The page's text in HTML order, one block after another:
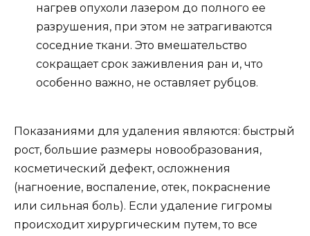
нагрев опухоли лазером до полного ее
разрушения, при этом не затрагиваются
соседние ткани. Это вмешательство
сокращает срок заживления ран и, что
особенно важно, не оставляет рубцов.
Показаниями для удаления являются: быстрый
рост, большие размеры новообразования,
косметический дефект, осложнения
(нагноение, воспаление, отек, покраснение
или сильная боль). Если удаление гигромы
происходит хирургическим путем, то все